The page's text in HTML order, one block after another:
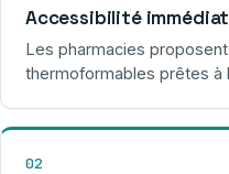
Accessibilité
Les pharmacies
thermoformables prêtes à
02